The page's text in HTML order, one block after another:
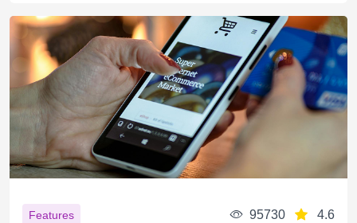
Features 95730 4.6